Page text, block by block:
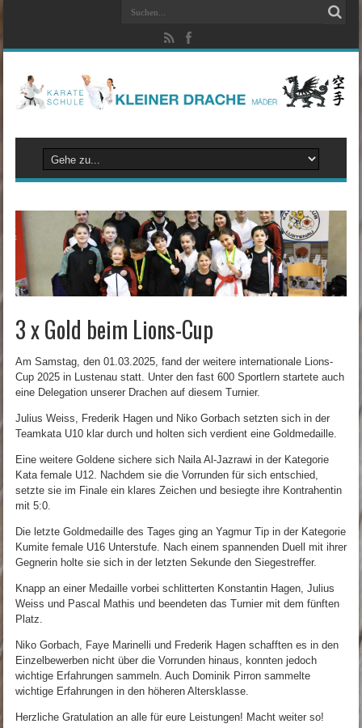
3 x Gold beim Lions-Cup
Am Samstag, den 01.03.2025, fand der weitere internationale Lions-
Cup 2025 in Lustenau statt. Unter den fast 600 Sportlern startete auch
eine Delegation unserer Drachen auf diesem Turnier.
Julius Weiss, Frederik Hagen und Niko Gorbach setzten sich in der
Teamkata U10 klar durch und holten sich verdient eine Goldmedaille.
Eine weitere Goldene sichere sich Naila Al-Jazrawi in der Kategorie
Kata female U12. Nachdem sie die Vorrunden für sich entschied,
setzte sie im Finale ein klares Zeichen und besiegte ihre Kontrahentin
mit 5:0.
Die letzte Goldmedaille des Tages ging an Yagmur Tip in der Kategorie
Kumite female U16 Unterstufe. Nach einem spannenden Duell mit ihrer
Gegnerin holte sie sich in der letzten Sekunde den Siegestreffer.
Knapp an einer Medaille vorbei schlitterten Konstantin Hagen, Julius
Weiss und Pascal Mathis und beendeten das Turnier mit dem fünften
Platz.
Niko Gorbach, Faye Marinelli und Frederik Hagen schafften es in den
Einzelbewerben nicht über die Vorrunden hinaus, konnten jedoch
wichtige Erfahrungen sammeln. Auch Dominik Pirron sammelte
wichtige Erfahrungen in den höheren Altersklasse.
Herzliche Gratulation an alle für eure Leistungen! Macht weiter so!